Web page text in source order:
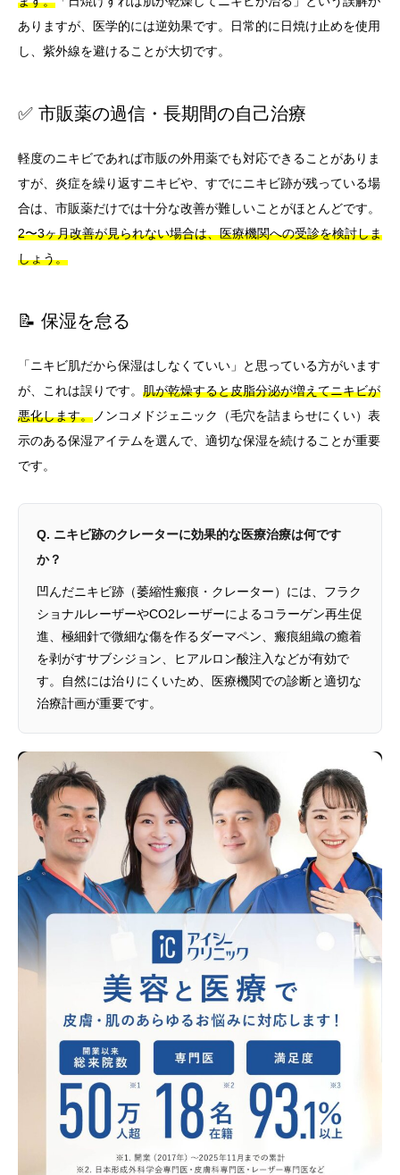
ありますが、医学的には逆効果です。日常的に日焼け止めを使用
し、紫外線を避けることが大切です。
✅ 市販薬の過信・長期間の自己治療
軽度のニキビであれば市販の外用薬でも対応できることがありま
すが、炎症を繰り返すニキビや、すでにニキビ跡が残っている場
合は、市販薬だけでは十分な改善が難しいことがほとんどです。
2〜3ヶ月改善が見られない場合は、医療機関への受診を検討しま
しょう。
📝 保湿を怠る
「ニキビ肌だから保湿はしなくていい」と思っている方がいます
が、これは誤りです。 肌が乾燥すると皮脂分泌が増えてニキビが
悪化します。 ノンコメドジェニック（毛穴を詰まらせにくい）表
示のある保湿アイテムを選んで、適切な保湿を続けることが重要
です。
Q. ニキビ跡のクレーターに効果的な医療治療は何です
か？
凹んだニキビ跡（萎縮性瘢痕・クレーター）には、フラク
ショナルレーザーやCO2レーザーによるコラーゲン再生促
進、極細針で微細な傷を作るダーマペン、瘢痕組織の癒着
を剥がすサブシジョン、ヒアルロン酸注入などが有効で
す。自然には治りにくいため、医療機関での診断と適切な
治療計画が重要です。